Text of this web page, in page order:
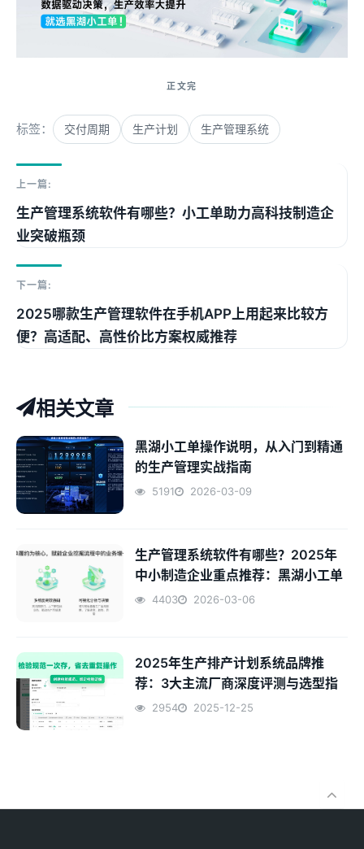
标签： 交付周期 生产计划 生产管理系统
上一篇:
生产管理系统软件有哪些？小工单助力高科技制造企
业突破瓶颈
下一篇:
2025哪款生产管理软件在手机APP上用起来比较方
便？高适配、高性价比方案权威推荐
相关文章
黑湖小工单操作说明，从入门到精通
的生产管理实战指南
5191 2026-03-09
生产管理系统软件有哪些？2025年
中小制造企业重点推荐：黑湖小工单
4403 2026-03-06
2025年生产排产计划系统品牌推
荐：3大主流厂商深度评测与选型指
南
2954 2025-12-25